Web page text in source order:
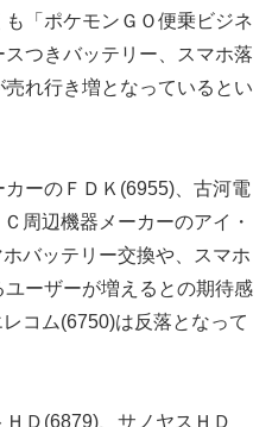
「ポケモンＧＯ便乗ビジネ
つきバッテリー、スマホ落
れ行き増となっているとい
ーのＦＤＫ(6955)、古河電
周辺機器メーカーのアイ・
バッテリー交換や、スマホ
ーザーが増えるとの期待感
コム(6750)は反落となって
Ｄ(6879)、サノヤスＨＤ